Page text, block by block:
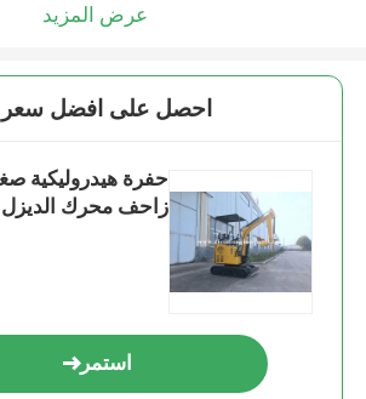
عرض المزيد
احصل على افضل
زاحف محرك الديزل 1700kg
استمر